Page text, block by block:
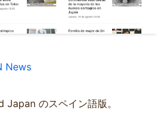
News
Japan のスペイン語版。